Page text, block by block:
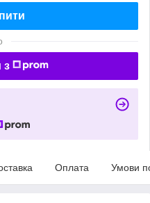
з
Оплата Умови